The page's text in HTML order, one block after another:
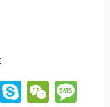
T S W